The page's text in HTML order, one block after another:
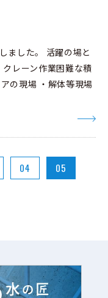
ました。 活躍の場と
レーン作業困難な積
の現場 ・解体等現場
04 05